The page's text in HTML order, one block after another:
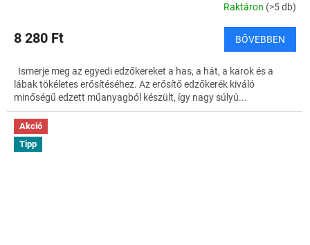
Raktáron (>5 db)
8 280 Ft BŐVEBBEN
Ismerje meg az egyedi edzőkereket a has, a hát, a karok és a
lábak tökéletes erősítéséhez. Az erősítő edzőkerék kiváló
minőségű edzett műanyagból készült, így nagy súlyú...
Akció
Tipp